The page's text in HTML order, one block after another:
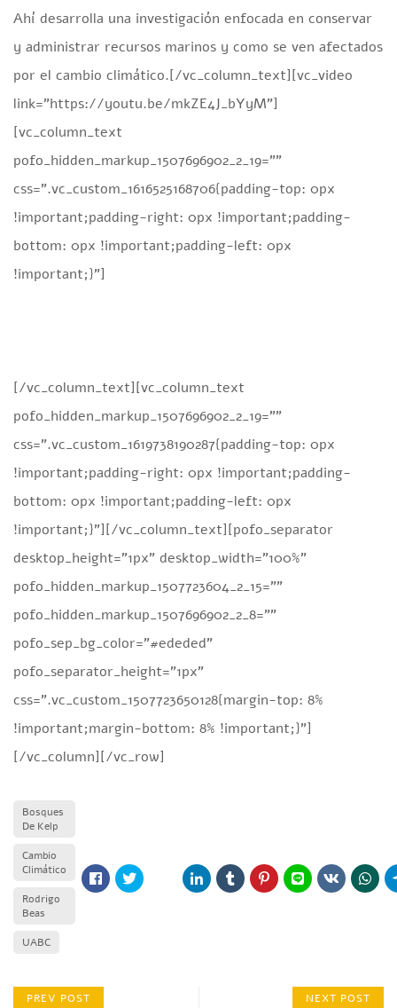
Ahí desarrolla una investigación enfocada en conservar
y administrar recursos marinos y como se ven afectados
por el cambio climático.[/vc_column_text][vc_video
link=”https://youtu.be/mkZE4J_bYyM”]
[vc_column_text
pofo_hidden_markup_1507696902_2_19=””
css=”.vc_custom_1616525168706{padding-top: 0px
!important;padding-right: 0px !important;padding-
bottom: 0px !important;padding-left: 0px
!important;}”]
[/vc_column_text][vc_column_text
pofo_hidden_markup_1507696902_2_19=””
css=”.vc_custom_1619738190287{padding-top: 0px
!important;padding-right: 0px !important;padding-
bottom: 0px !important;padding-left: 0px
!important;}”][/vc_column_text][pofo_separator
desktop_height=”1px” desktop_width=”100%”
pofo_hidden_markup_1507723604_2_15=””
pofo_hidden_markup_1507696902_2_8=””
pofo_sep_bg_color=”#ededed”
pofo_separator_height=”1px”
css=”.vc_custom_1507723650128{margin-top: 8%
!important;margin-bottom: 8% !important;}”]
[/vc_column][/vc_row]
Bosques
De Kelp
Cambio
Climático
Rodrigo
Beas
UABC
PREV POST NEXT POST